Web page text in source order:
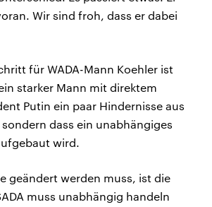
Wir sind froh, dass er dabei
für WADA-Mann Koehler ist
starker Mann mit direktem
Putin ein paar Hindernisse aus
dass ein unabhängiges
wird.
geändert werden muss, ist die
muss unabhängig handeln